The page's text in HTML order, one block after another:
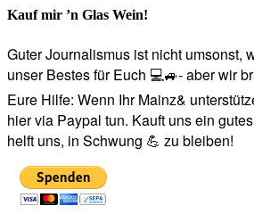
Kauf mir ’n Glas Wein!
Guter Journalismus ist nicht umsonst,
unser Bestes für Euch 💻🚙- aber wir
Eure Hilfe: Wenn Ihr Mainz&
hier via Paypal tun. Kauft uns ein
helft uns, in Schwung 💪 zu bleiben!